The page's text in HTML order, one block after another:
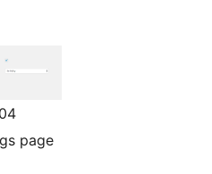
page